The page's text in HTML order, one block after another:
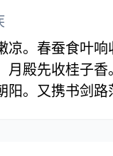
凉。春蚕食叶响
殿先收桂子香。
阳。又携书剑路